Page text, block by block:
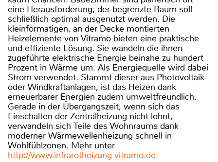
eine Herausforderung, der begrenzte Raum soll
schließlich optimal ausgenutzt werden. Die
kleinformatigen, an der Decke montierten
Heizelemente von Vitramo bieten eine praktische
und effiziente Lösung. Sie wandeln die ihnen
zugeführte elektrische Energie beinahe zu hundert
Prozent in Wärme um. Als Energiequelle wird dabei
Strom verwendet. Stammt dieser aus Photovoltaik-
oder Windkraftanlagen, ist das Heizen dank
erneuerbarer Energien zudem umweltfreundlich.
Gerade in der Übergangszeit, wenn sich das
Einschalten der Zentralheizung nicht lohnt,
verwandeln sich Teile des Wohnraums dank
moderner Wärmewellenheizung schnell in
Wohlfühlzonen. Mehr unter
http://www.infrarotheizung-vitramo.de